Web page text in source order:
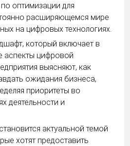
оптимизации для
расширяющемся мире
на цифровых технологиях.
который включает в
аспекты цифровой
выясняют, как
ожидания бизнеса,
приоритеты во
деятельности и
актуальной темой
хотят предоставить